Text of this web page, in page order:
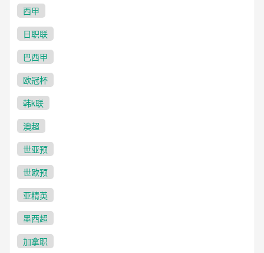
西甲
日职联
巴西甲
欧冠杯
韩k联
澳超
世亚预
世欧预
亚精英
墨西超
加拿职